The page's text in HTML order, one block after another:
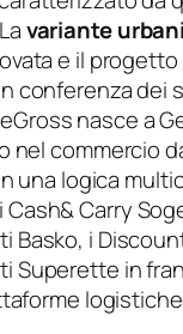
variante
e il
conferenza dei
nasce a
nel commercio
una logica
Carry
Basko, i
Superette in